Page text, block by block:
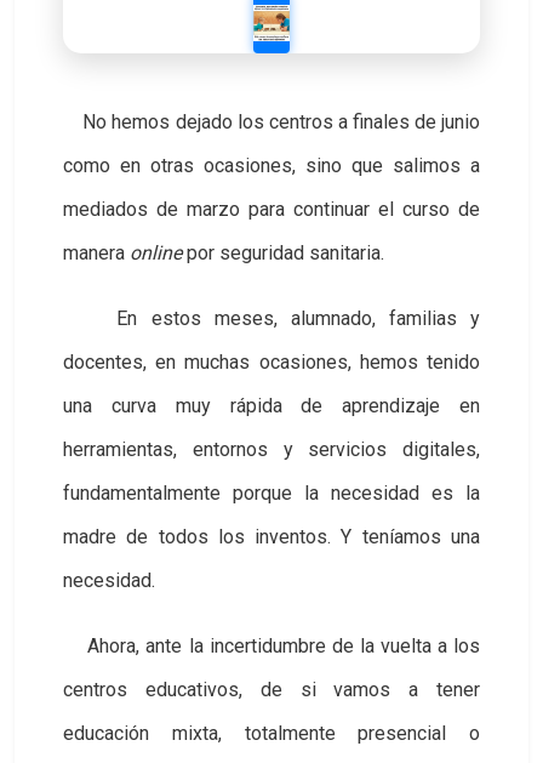
No hemos dejado los centros a finales de junio
como en otras ocasiones, sino que salimos a
mediados de marzo para continuar el curso de
manera onlinepor seguridad sanitaria.
En estos meses, alumnado, familias y
docentes, en muchas ocasiones, hemos tenido
una curva muy rápida de aprendizaje en
herramientas, entornos y servicios digitales,
fundamentalmente porque la necesidad es la
madre de todos los inventos. Y teníamos una
necesidad.
Ahora, ante la incertidumbre de la vuelta a los
centros educativos, de si vamos a tener
educación mixta, totalmente presencial o